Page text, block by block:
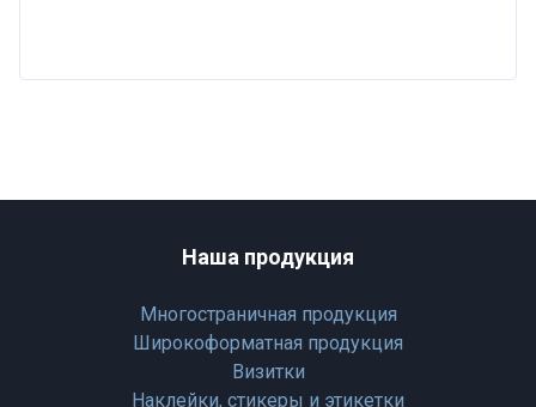
Наша продукция
Многостраничная продукция
Широкоформатная продукция
Визитки
Наклейки, стикеры и этикетки